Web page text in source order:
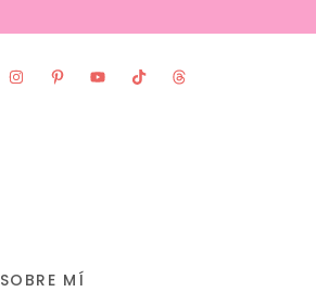
SOBRE MÍ